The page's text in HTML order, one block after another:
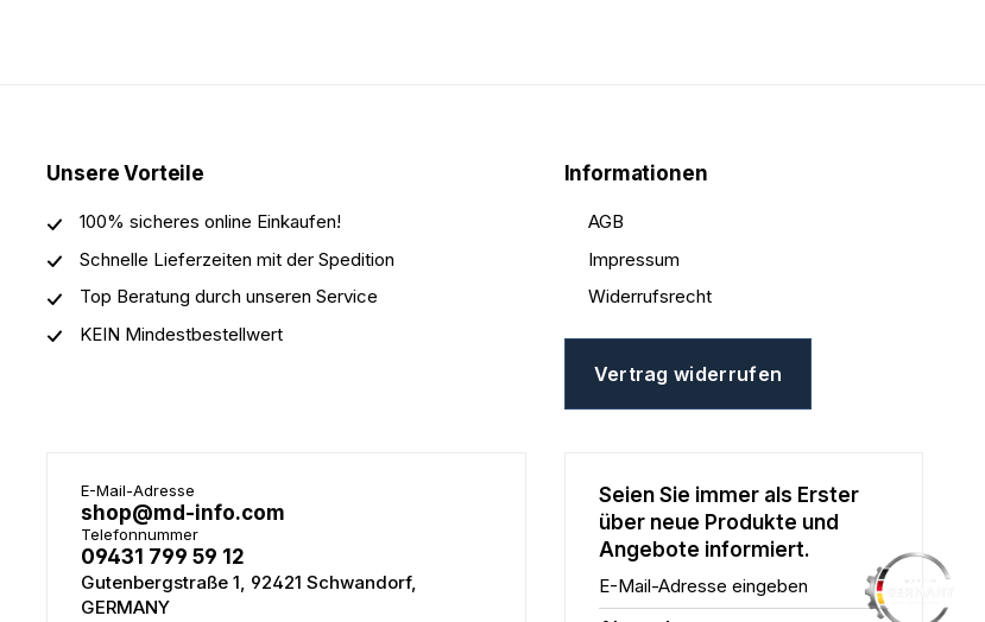
Unsere Vorteile
100% sicheres online Einkaufen!
Schnelle Lieferzeiten mit der Spedition
Top Beratung durch unseren Service
KEIN Mindestbestellwert
Informationen
AGB
Impressum
Widerrufsrecht
Vertrag widerrufen
E-Mail-Adresse
shop@md-info.com
Telefonnummer
09431 799 59 12
Gutenbergstraße 1, 92421 Schwandorf,
GERMANY
Seien Sie immer als Erster
über neue Produkte und
Angebote informiert.
E-Mail-Adresse eingeben